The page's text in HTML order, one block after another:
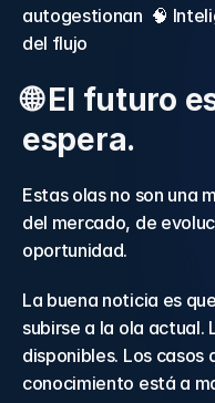
autogestionan  🧠
del flujo
🌐 El futuro
espera.
Estas olas no son una
del mercado, de
oportunidad.
La buena noticia es
subirse a la ola actual.
disponibles. Los casos
conocimiento está a